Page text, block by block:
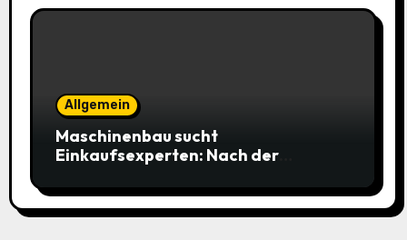
Allgemein
Maschinenbau sucht
Einkaufsexperten: Nach der
Arbeit im Einkauf